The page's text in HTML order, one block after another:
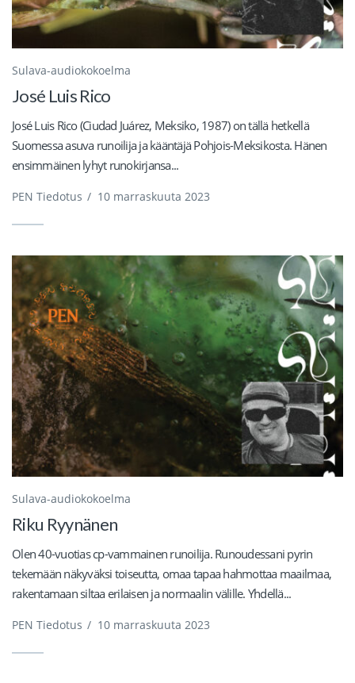
Sulava-audiokokoelma
José Luis Rico
José Luis Rico (Ciudad Juárez, Meksiko, 1987) on tällä hetkellä
Suomessa asuva runoilija ja kääntäjä Pohjois-Meksikosta. Hänen
ensimmäinen lyhyt runokirjansa...
PEN Tiedotus / 10 marraskuuta 2023
Sulava-audiokokoelma
Riku Ryynänen
Olen 40-vuotias cp-vammainen runoilija. Runoudessani pyrin
tekemään näkyväksi toiseutta, omaa tapaa hahmottaa maailmaa,
rakentamaan siltaa erilaisen ja normaalin välille. Yhdellä...
PEN Tiedotus / 10 marraskuuta 2023